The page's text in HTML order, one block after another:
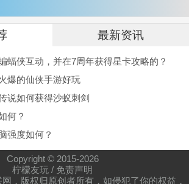
器的标记
！
件。",
最新资讯
蝠侠互动，并在7周年获得星卡攻略的？
爆的仙侠手游好玩
说如何获得沙蚁刺剑
何？
强度如何？
Copyright © 2015-2026
柠檬友玩 / 免责声明
，版权归原创者所有，如侵犯了你的权益，